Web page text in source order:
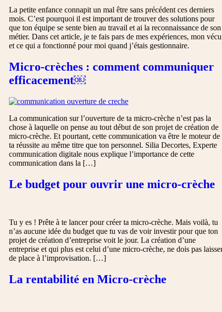
La petite enfance connapit un mal être sans précédent ces derniers
mois. C’est pourquoi il est important de trouver des solutions pour
que ton équipe se sente bien au travail et ai la reconnaissance de son
métier. Dans cet article, je te fais pars de mes expériences, mon vécu
et ce qui a fonctionné pour moi quand j’étais gestionnaire.
Micro-crèches : comment communiquer
efficacement￼
La communication sur l’ouverture de ta micro-crèche n’est pas la
chose à laquelle on pense au tout début de son projet de création de
micro-crèche. Et pourtant, cette communication va être le moteur de
ta réussite au même titre que ton personnel. Silia Decortes, Experte
communication digitale nous explique l’importance de cette
communication dans la […]
Le budget pour ouvrir une micro-crèche
Tu y es ! Prête à te lancer pour créer ta micro-crèche. Mais voilà, tu
n’as aucune idée du budget que tu vas de voir investir pour que ton
projet de création d’entreprise voit le jour. La création d’une
entreprise et qui plus est celui d’une micro-crèche, ne dois pas
de place à l’improvisation. […]
La rentabilité en Micro-crèche